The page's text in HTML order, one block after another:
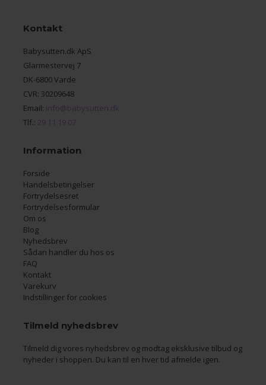
Kontakt
Babysutten.dk ApS
Glarmestervej 7
DK-6800 Varde
CVR: 30209648
Email: info@babysutten.dk
Tlf.: 29 11 19 07
Information
Forside
Handelsbetingelser
Fortrydelsesret
Fortrydelsesformular
Om os
Blog
Nyhedsbrev
Sådan handler du hos os
FAQ
Kontakt
Varekurv
Indstillinger for cookies
Tilmeld nyhedsbrev
Tilmeld dig vores nyhedsbrev og modtag eksklusive tilbud og
nyheder i shoppen. Du kan til en hver tid afmelde igen.